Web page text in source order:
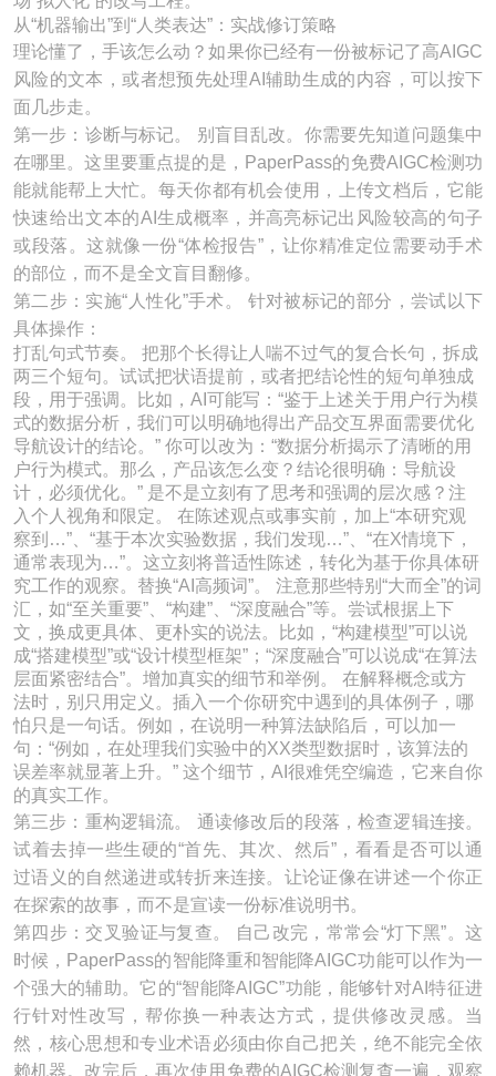
从“机器输出”到“人类表达”：实战修订策略
理论懂了，手该怎么动？如果你已经有一份被标记了高AIGC
风险的文本，或者想预先处理AI辅助生成的内容，可以按下
面几步走。
第一步：诊断与标记。 别盲目乱改。你需要先知道问题集中
在哪里。这里要重点提的是，PaperPass的免费AIGC检测功
能就能帮上大忙。每天你都有机会使用，上传文档后，它能
快速给出文本的AI生成概率，并高亮标记出风险较高的句子
或段落。这就像一份“体检报告”，让你精准定位需要动手术
的部位，而不是全文盲目翻修。
第二步：实施“人性化”手术。 针对被标记的部分，尝试以下
具体操作：
打乱句式节奏。 把那个长得让人喘不过气的复合长句，拆成
两三个短句。试试把状语提前，或者把结论性的短句单独成
段，用于强调。比如，AI可能写：“鉴于上述关于用户行为模
式的数据分析，我们可以明确地得出产品交互界面需要优化
导航设计的结论。” 你可以改为：“数据分析揭示了清晰的用
户行为模式。那么，产品该怎么变？结论很明确：导航设
计，必须优化。” 是不是立刻有了思考和强调的层次感？注
入个人视角和限定。 在陈述观点或事实前，加上“本研究观
察到…”、“基于本次实验数据，我们发现…”、“在X情境下，
通常表现为…”。这立刻将普适性陈述，转化为基于你具体研
究工作的观察。替换“AI高频词”。 注意那些特别“大而全”的词
汇，如“至关重要”、“构建”、“深度融合”等。尝试根据上下
文，换成更具体、更朴实的说法。比如，“构建模型”可以说
成“搭建模型”或“设计模型框架”；“深度融合”可以说成“在算法
层面紧密结合”。增加真实的细节和举例。 在解释概念或方
法时，别只用定义。插入一个你研究中遇到的具体例子，哪
怕只是一句话。例如，在说明一种算法缺陷后，可以加一
句：“例如，在处理我们实验中的XX类型数据时，该算法的
误差率就显著上升。” 这个细节，AI很难凭空编造，它来自你
的真实工作。
第三步：重构逻辑流。 通读修改后的段落，检查逻辑连接。
试着去掉一些生硬的“首先、其次、然后”，看看是否可以通
过语义的自然递进或转折来连接。让论证像在讲述一个你正
在探索的故事，而不是宣读一份标准说明书。
第四步：交叉验证与复查。 自己改完，常常会“灯下黑”。这
时候，PaperPass的智能降重和智能降AIGC功能可以作为一
个强大的辅助。它的“智能降AIGC”功能，能够针对AI特征进
行针对性改写，帮你换一种表达方式，提供修改灵感。当
然，核心思想和专业术语必须由你自己把关，绝不能完全依
赖机器。改完后，再次使用免费的AIGC检测复查一遍，观察